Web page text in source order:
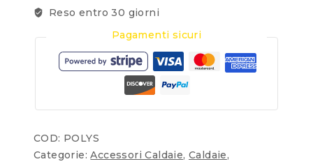
Reso entro 30 giorni
Pagamenti sicuri
COD: POLYS
Categorie:Accessori Caldaie,Caldaie,